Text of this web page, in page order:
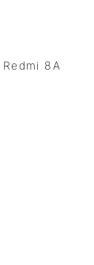
8A
era: €49.00.
atual é: